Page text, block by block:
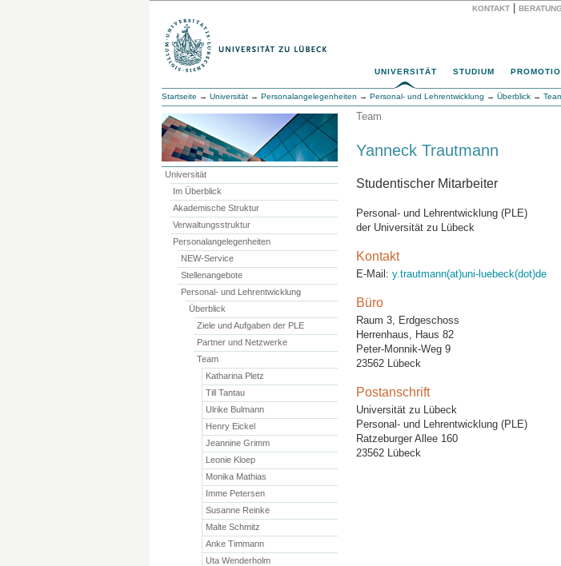
KONTAKT
UNIVERSITÄT STUDIUM
Startseite → Universität → Personalangelegenheiten → Personal- und Lehrentwicklung → Überblick →
Universität
Im Überblick
Akademische Struktur
Verwaltungsstruktur
Personalangelegenheiten
NEW-Service
Stellenangebote
Personal- und Lehrentwicklung
Überblick
Ziele und Aufgaben der PLE
Partner und Netzwerke
Team
Katharina Pletz
Till Tantau
Ulrike Bulmann
Henry Eickel
Jeannine Grimm
Leonie Kloep
Monika Mathias
Imme Petersen
Susanne Reinke
Malte Schmitz
Anke Timmann
Uta Wenderholm
Team
Yanneck Trautmann
Studentischer Mitarbeiter
Personal- und Lehrentwicklung (PLE)
der Universität zu Lübeck
Kontakt
E-Mail: y.trautmann(at)uni-luebeck(dot)de
Büro
Raum 3, Erdgeschoss
Herrenhaus, Haus 82
Peter-Monnik-Weg 9
23562 Lübeck
Postanschrift
Universität zu Lübeck
Personal- und Lehrentwicklung (PLE)
Ratzeburger Allee 160
23562 Lübeck